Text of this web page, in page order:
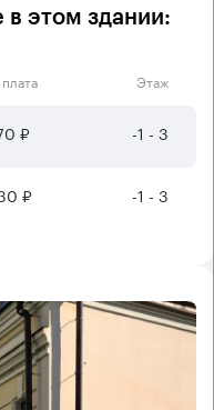
в этом здании:
Этаж
₽ -1 - 3
₽ -1 - 3